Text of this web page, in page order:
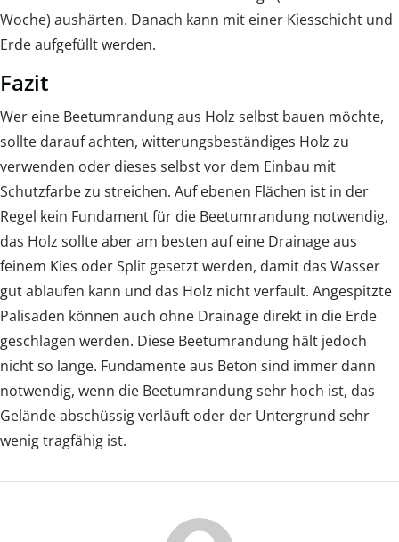
Woche) aushärten. Danach kann mit einer Kiesschicht und
Erde aufgefüllt werden.
Fazit
Wer eine Beetumrandung aus Holz selbst bauen möchte,
sollte darauf achten, witterungsbeständiges Holz zu
verwenden oder dieses selbst vor dem Einbau mit
Schutzfarbe zu streichen. Auf ebenen Flächen ist in der
Regel kein Fundament für die Beetumrandung notwendig,
das Holz sollte aber am besten auf eine Drainage aus
feinem Kies oder Split gesetzt werden, damit das Wasser
gut ablaufen kann und das Holz nicht verfault. Angespitzte
Palisaden können auch ohne Drainage direkt in die Erde
geschlagen werden. Diese Beetumrandung hält jedoch
nicht so lange. Fundamente aus Beton sind immer dann
notwendig, wenn die Beetumrandung sehr hoch ist, das
Gelände abschüssig verläuft oder der Untergrund sehr
wenig tragfähig ist.